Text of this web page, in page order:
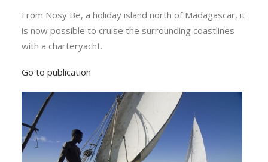
From Nosy Be, a holiday island north of Madagascar, it
is now possible to cruise the surrounding coastlines
with a charteryacht.
Go to publication